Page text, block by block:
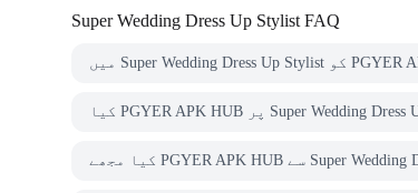
Super Wedding Dress Up Stylist FAQ